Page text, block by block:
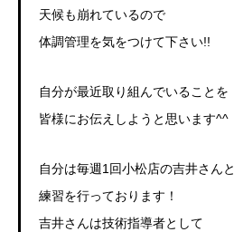
天候も崩れているので
体調管理を気をつけて下さい!!
自分が最近取り組んでいることを
皆様にお伝えしようと思います^^
自分は毎週1回小松店の吉井さんと
練習を行っております！
吉井さんは技術指導者として